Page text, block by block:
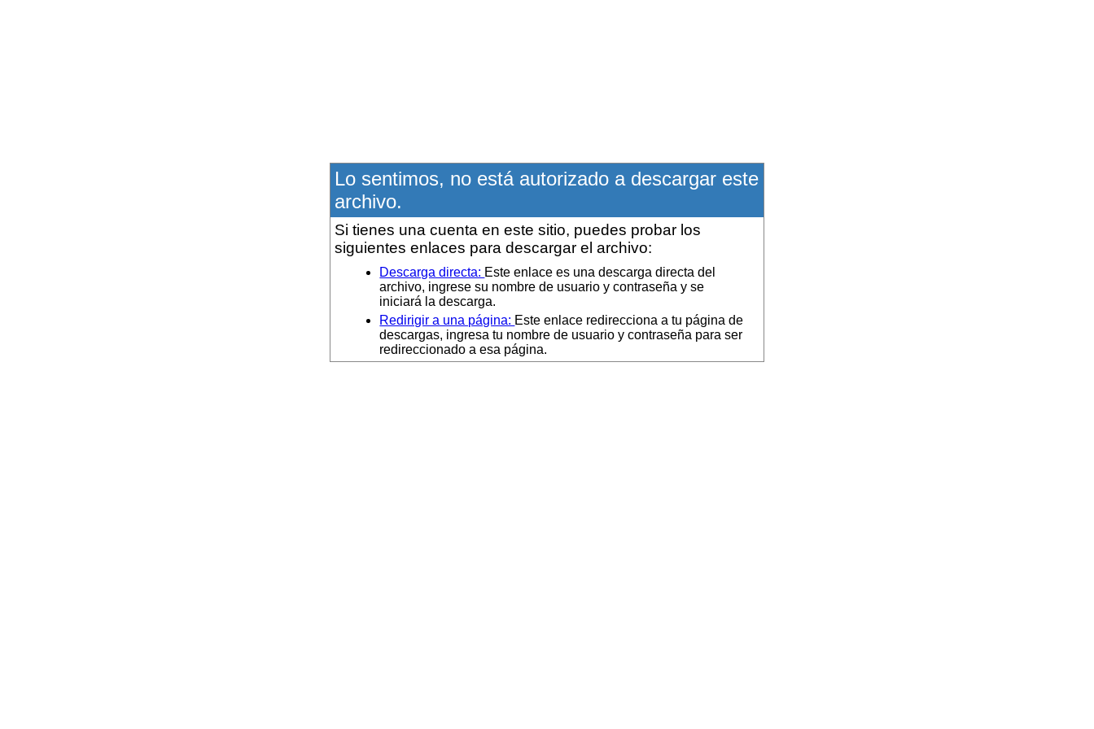
Lo sentimos, no está autorizado a descargar este
archivo.
Si tienes una cuenta en este sitio, puedes probar los
siguientes enlaces para descargar el archivo:
Descarga directa: Este enlace es una descarga directa del
archivo, ingrese su nombre de usuario y contraseña y se
iniciará la descarga.
Redirigir a una página: Este enlace redirecciona a tu página de
descargas, ingresa tu nombre de usuario y contraseña para ser
redireccionado a esa página.